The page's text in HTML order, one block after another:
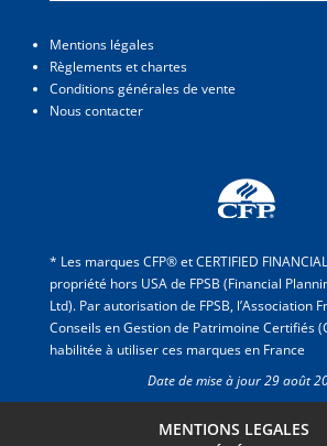
Mentions légales
Règlements et chartes
Conditions générales de vente
Nous contacter
* Les marques CFP® et CERTIFIED
propriété hors USA de FPSB (Financial
Ltd). Par autorisation de FPSB, l’Association
Conseils en Gestion de Patrimoine Certifiés
habilitée à utiliser ces marques en France
Date de mise à jour 29 août
MENTIONS LEGALES